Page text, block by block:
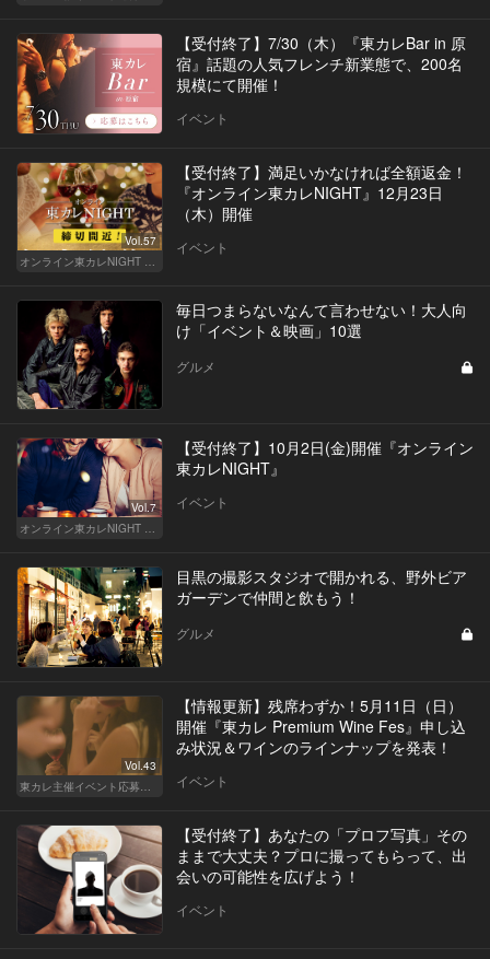
【受付終了】7/30（木）『東カレBar in 原
宿』話題の人気フレンチ新業態で、200名
規模にて開催！
イベント
Vol.57
オンライン東カレNIGHT イベント募集
【受付終了】満足いかなければ全額返金！
『オンライン東カレNIGHT』12月23日
（木）開催
イベント
毎日つまらないなんて言わせない！大人向
け「イベント＆映画」10選
グルメ
Vol.7
オンライン東カレNIGHT イベント募集
【受付終了】10月2日(金)開催『オンライン
東カレNIGHT』
イベント
目黒の撮影スタジオで開かれる、野外ビア
ガーデンで仲間と飲もう！
グルメ
Vol.43
東カレ主催イベント応募詳細記事一覧
【情報更新】残席わずか！5月11日（日）
開催『東カレ Premium Wine Fes』申し込
み状況＆ワインのラインナップを発表！
イベント
【受付終了】あなたの「プロフ写真」その
ままで大丈夫？プロに撮ってもらって、出
会いの可能性を広げよう！
イベント